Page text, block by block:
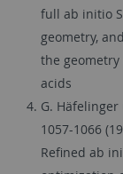
full ab initio
geometry,
the
acids
G. Häfelinger
1057-1066
Refined ab